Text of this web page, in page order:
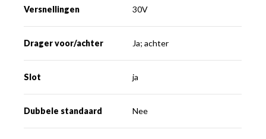
Versnellingen 30V
Drager voor/achter Ja; achter
Slot ja
Dubbele standaard Nee